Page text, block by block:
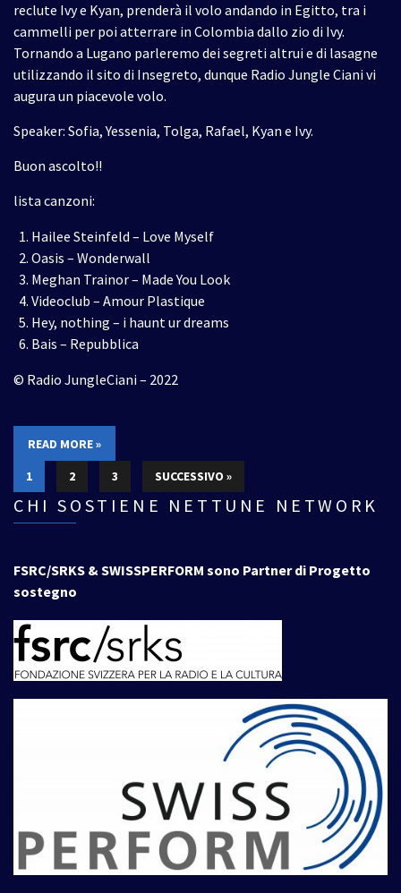
reclute Ivy e Kyan, prenderà il volo andando in Egitto, tra i
cammelli per poi atterrare in Colombia dallo zio di Ivy.
Tornando a Lugano parleremo dei segreti altrui e di lasagne
utilizzando il sito di Insegreto, dunque Radio Jungle Ciani vi
augura un piacevole volo.
Speaker: Sofia, Yessenia, Tolga, Rafael, Kyan e Ivy.
Buon ascolto!!
lista canzoni:
Hailee Steinfeld – Love Myself
Oasis – Wonderwall
Meghan Trainor – Made You Look
Videoclub – Amour Plastique
Hey, nothing – i haunt ur dreams
Bais – Repubblica
© Radio JungleCiani – 2022
READ MORE »
1
2 3 SUCCESSIVO »
CHI SOSTIENE NETTUNE NETWORK
FSRC/SRKS & SWISSPERFORM sono Partner di Progetto
sostegno